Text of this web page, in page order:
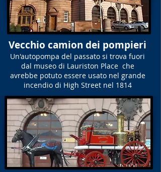
Vecchio camion dei pompieri
Un'autopompa del passato si trova fuori
dal museo di Lauriston Place che
avrebbe potuto essere usato nel grande
incendio di High Street nel 1814